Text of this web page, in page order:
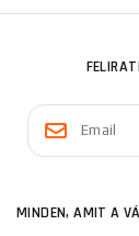
MINDEN, AMIT A